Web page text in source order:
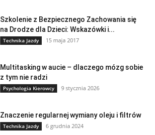
Szkolenie z Bezpiecznego Zachowania się
na Drodze dla Dzieci: Wskazówki i...
Technika Jazdy 15 maja 2017
Multitasking w aucie – dlaczego mózg sobie
z tym nie radzi
Psychologia Kierowcy 9 stycznia 2026
Znaczenie regularnej wymiany oleju i filtrów
Technika Jazdy 6 grudnia 2024